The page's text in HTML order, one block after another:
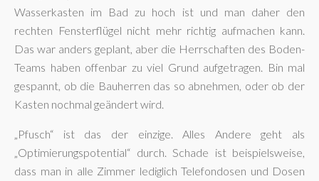
Wasserkasten im Bad zu hoch ist und man daher den
rechten Fensterflügel nicht mehr richtig aufmachen kann.
Das war anders geplant, aber die Herrschaften des Boden-
Teams haben offenbar zu viel Grund aufgetragen. Bin mal
gespannt, ob die Bauherren das so abnehmen, oder ob der
Kasten nochmal geändert wird.
„Pfusch“ ist das der einzige. Alles Andere geht als
„Optimierungspotential“ durch. Schade ist beispielsweise,
dass man in alle Zimmer lediglich Telefondosen und Dosen